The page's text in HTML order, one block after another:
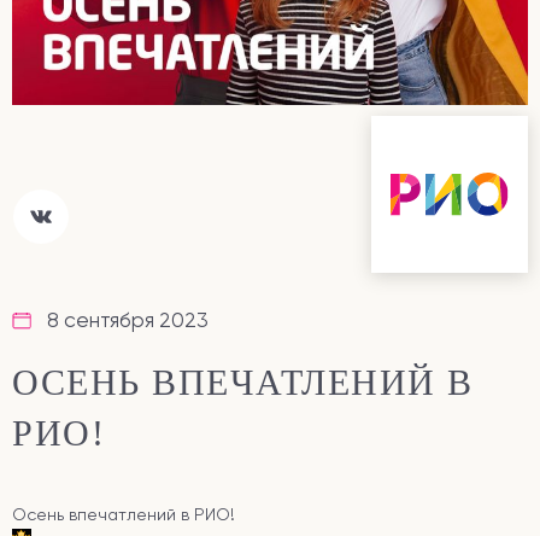
8 сентября 2023
ОСЕНЬ ВПЕЧАТЛЕНИЙ В
РИО!
Осень впечатлений в РИО!